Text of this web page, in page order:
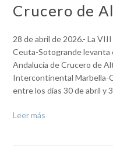
Crucero de
28 de abril de 2026.- La
Ceuta-Sotogrande levanta
Andalucía de Crucero de
Intercontinental Marbella-
entre los días 30 de abril y
Leer más